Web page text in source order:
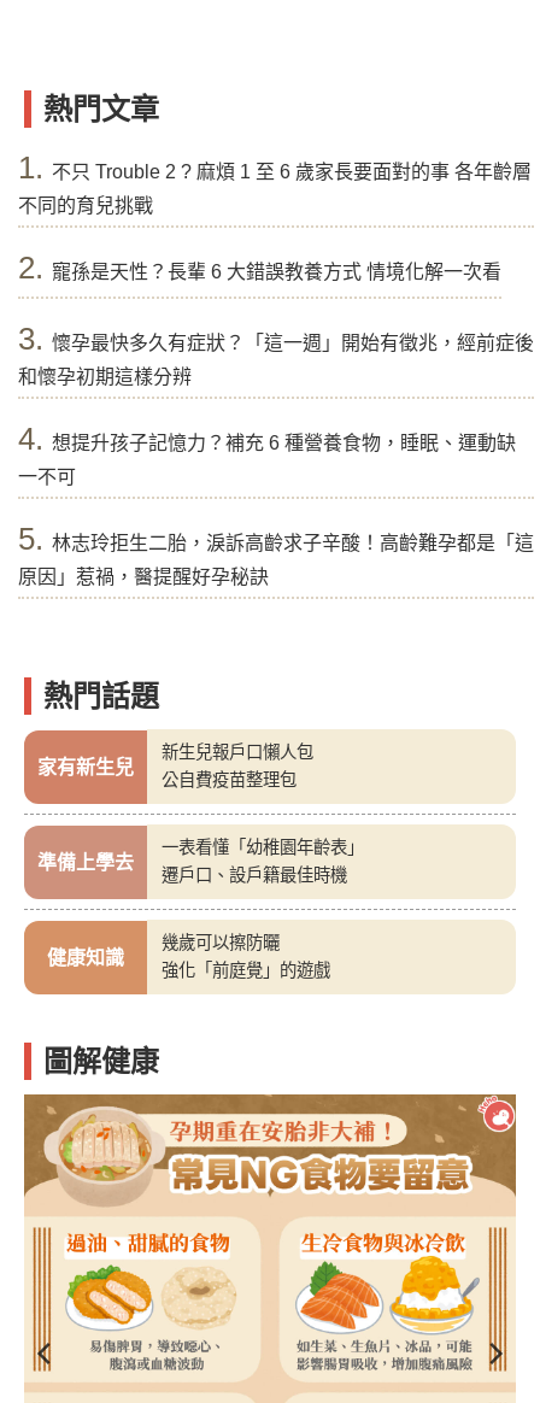
熱門文章
1. 不只 Trouble 2 ? 麻煩 1 至 6 歲家長要面對的事 各年齡層
不同的育兒挑戰
2. 寵孫是天性？長輩 6 大錯誤教養方式 情境化解一次看
3. 懷孕最快多久有症狀？「這一週」開始有徵兆，經前症後
和懷孕初期這樣分辨
4. 想提升孩子記憶力？補充 6 種營養食物，睡眠、運動缺
一不可
5. 林志玲拒生二胎，淚訴高齡求子辛酸！高齡難孕都是「這
原因」惹禍，醫提醒好孕秘訣
熱門話題
家有新生兒
新生兒報戶口懶人包
公自費疫苗整理包
準備上學去
一表看懂「幼稚園年齡表」
遷戶口、設戶籍最佳時機
健康知識
幾歲可以擦防曬
強化「前庭覺」的遊戲
圖解健康